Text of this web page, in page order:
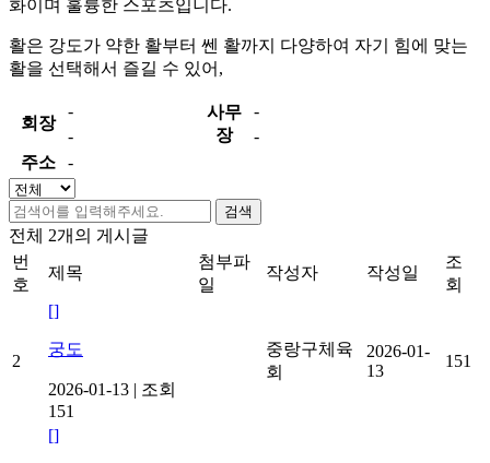
화이며 훌륭한 스포츠입니다.
활은 강도가 약한 활부터 쎈 활까지 다양하여 자기 힘에 맞는
활을 선택해서 즐길 수 있어,
회장
-
사무
장
-
-
-
주소
-
검색
전체 2개의 게시글
번
호
제목
첨부파
일
작성자 작성일
조
회
2
[]
궁도
2026-01-13 | 조회
151
중랑구체육
회
2026-01-
13
151
[]